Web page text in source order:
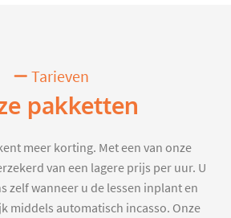
Tarieven
pakketten
meer korting. Met een van onze
van een lagere prijs per uur. U
zelf wanneer u de lessen inplant en
middels automatisch incasso. Onze